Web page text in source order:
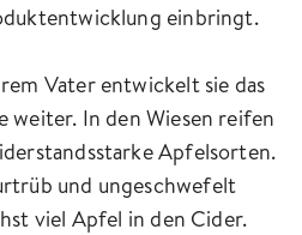
einbringt.
Vater entwickelt sie das
weiter. In den Wiesen reifen
Apfelsorten.
und ungeschwefelt
viel Apfel in den Cider.